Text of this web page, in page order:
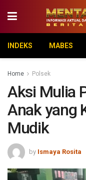
INDEKS MABES
Home Polsek
Aksi Mulia
Anak yang
Mudik
by Ismaya Rosita